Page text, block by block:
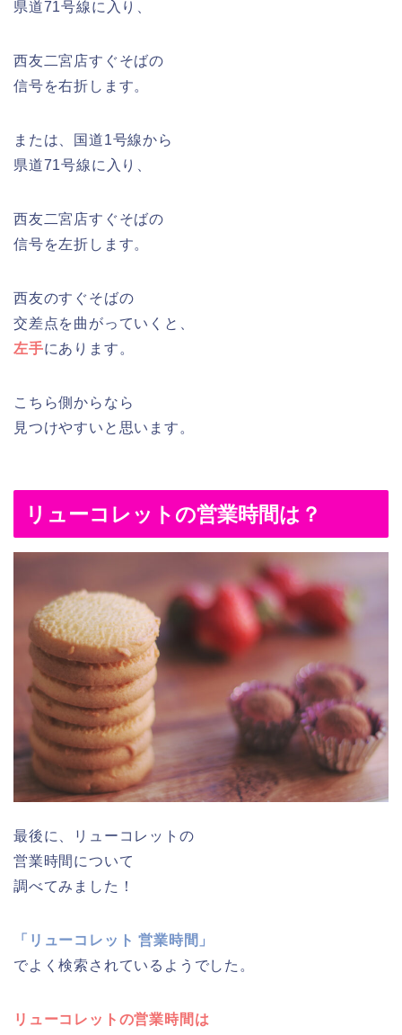
県道71号線に入り、
西友二宮店すぐそばの
信号を右折します。
または、国道1号線から
県道71号線に入り、
西友二宮店すぐそばの
信号を左折します。
西友のすぐそばの
交差点を曲がっていくと、
左手にあります。
こちら側からなら
見つけやすいと思います。
リューコレットの営業時間は？
最後に、リューコレットの
営業時間について
調べてみました！
「リューコレット 営業時間」
でよく検索されているようでした。
リューコレットの営業時間は